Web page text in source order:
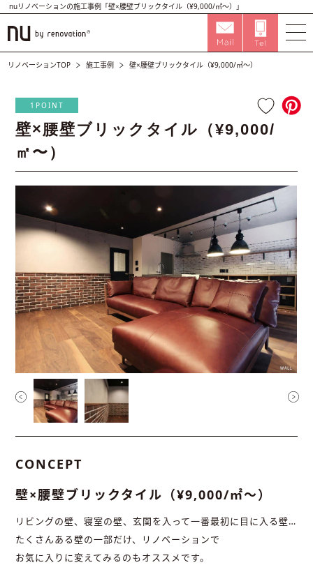
nuリノベーションの施工事例「壁×腰壁ブリックタイル（¥9,000/㎡〜）」
リノベーションTOP 施工事例 壁×腰壁ブリックタイル（¥9,000/㎡〜）
1POINT
壁×腰壁ブリックタイル（¥9,000/
㎡〜）
CONCEPT
壁×腰壁ブリックタイル（¥9,000/㎡〜）
リビングの壁、寝室の壁、玄関を入って一番最初に目に入る壁…
たくさんある壁の一部だけ、リノベーションで
お気に入りに変えてみるのもオススメです。